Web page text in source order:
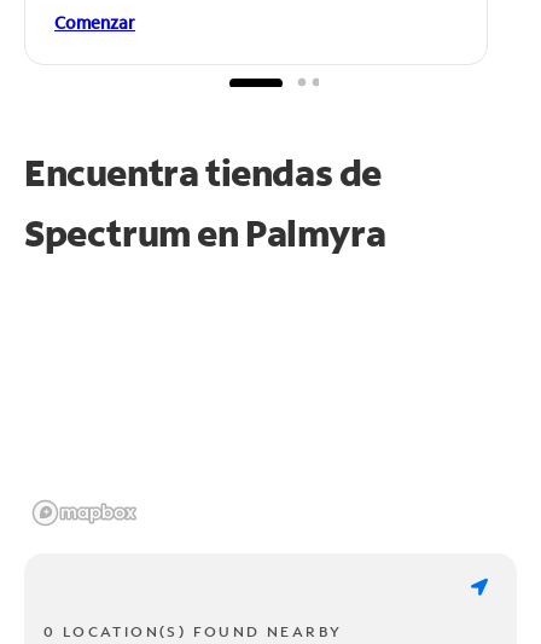
Comenzar
Encuentra tiendas de
Spectrum en Palmyra
0 LOCATION(S) FOUND NEARBY